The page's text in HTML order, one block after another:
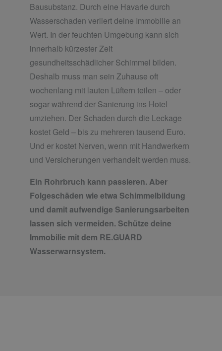
Bausubstanz. Durch eine Havarie durch
Wasserschaden verliert deine Immobilie an
Wert. In der feuchten Umgebung kann sich
innerhalb kürzester Zeit
gesundheitsschädlicher Schimmel bilden.
Deshalb muss man sein Zuhause oft
wochenlang mit lauten Lüftern teilen – oder
sogar während der Sanierung ins Hotel
umziehen. Der Schaden durch die Leckage
kostet Geld – bis zu mehreren tausend Euro.
Und er kostet Nerven, wenn mit Handwerkern
und Versicherungen verhandelt werden muss.
Ein Rohrbruch kann passieren. Aber
Folgeschäden wie etwa Schimmelbildung
und damit aufwendige Sanierungsarbeiten
lassen sich vermeiden. Schütze deine
Immobilie mit dem RE.GUARD
Wasserwarnsystem.